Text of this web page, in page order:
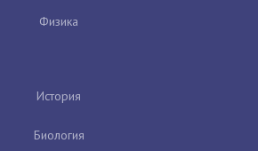
Физика
История
Биология